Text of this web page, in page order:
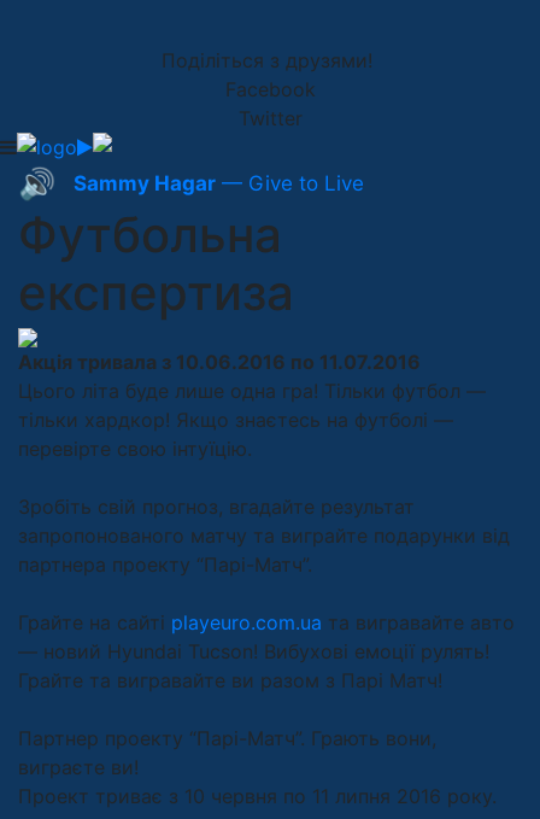
Поділіться з друзями!
Facebook
Twitter
🔊 Sammy Hagar — Give to Live
Футбольна
експертиза
Акція тривала з 10.06.2016 по 11.07.2016
Цього літа буде лише одна гра! Тільки футбол —
тільки хардкор! Якщо знаєтесь на футболі —
перевірте свою інтуїцію.
Зробіть свій прогноз, вгадайте результат
запропонованого матчу та виграйте подарунки від
партнера проекту “Парі-Матч”.
Грайте на сайті playeuro.com.ua та вигравайте авто
— новий Hyundai Tucson! Вибухові емоції рулять!
Грайте та вигравайте ви разом з Парі Матч!
Партнер проекту “Парі-Матч”. Грають вони,
виграєте ви!
Проект триває з 10 червня по 11 липня 2016 року.